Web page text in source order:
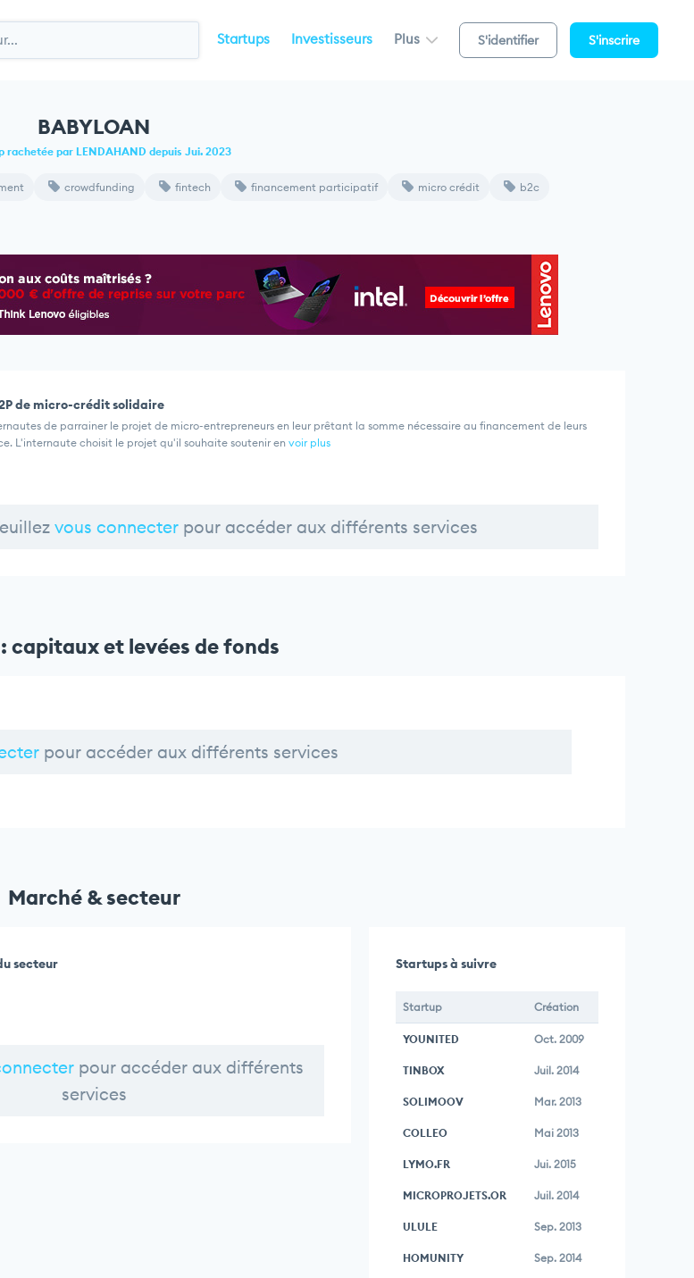
Startups Investisseurs Plus S'identifier S'inscrire
BABYLOAN
rachetée par LENDAHAND depuis Jui. 2023
crowdfunding fintech financement participatif micro crédit b2c
de micro-crédit solidaire
de parrainer le projet de micro-entrepreneurs en leur prêtant la somme nécessaire au financement de leurs
L'internaute choisit le projet qu'il souhaite soutenir en voir plus
vous connecter pour accéder aux différents services
capitaux et levées de fonds
pour accéder aux différents services
Marché & secteur
secteur
pour accéder aux différents
services
Startups à suivre
Startup Création
YOUNITED Oct. 2009
TINBOX Juil. 2014
SOLIMOOV Mar. 2013
COLLEO Mai 2013
LYMO.FR Jui. 2015
MICROPROJETS.OR Juil. 2014
ULULE Sep. 2013
HOMUNITY Sep. 2014